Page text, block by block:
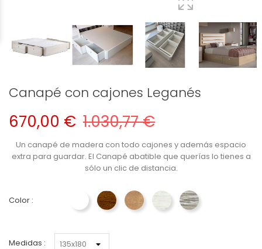
Canapé con cajones Leganés
670,00 € 1.030,77 €
Un canapé de madera con todo cajones y además espacio
extra para guardar. El Canapé abatible que querías lo tienes a
sólo un clic de distancia.
Color : Roble Cambrian
CerezoTabaco Artic Vulcano
Medidas :